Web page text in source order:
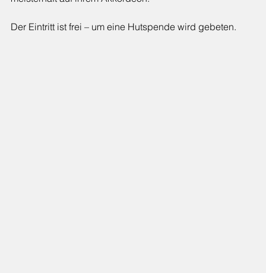
Der Eintritt ist frei – um eine Hutspende wird gebeten.